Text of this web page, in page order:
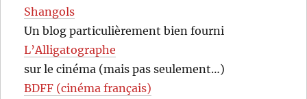
Shangols
Un blog particulièrement bien fourni
L’Alligatographe
sur le cinéma (mais pas seulement…)
BDFF (cinéma français)